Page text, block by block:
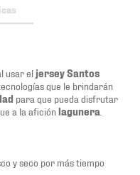
usar el jersey Santos
que le brindarán
para que pueda disfrutar
a la aficiónlagunera
y seco por más tiempo